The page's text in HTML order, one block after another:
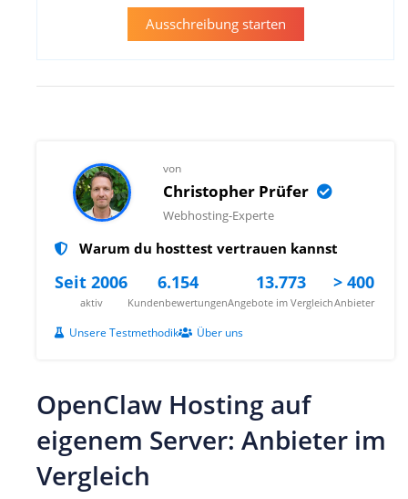
Ausschreibung starten
von
Christopher Prüfer
Webhosting-Experte
Warum du hosttest vertrauen kannst
Seit 2006
aktiv
6.154
Kundenbewertungen
13.773
Angebote im Vergleich
> 400
Anbieter
Unsere Testmethodik Über uns
OpenClaw Hosting auf
eigenem Server: Anbieter im
Vergleich